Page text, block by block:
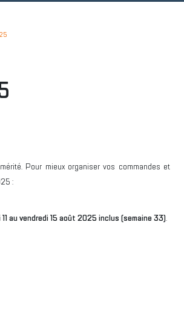
Pour mieux organiser vos commandes et
:
au vendredi 15 août 2025 inclus (semaine 33).